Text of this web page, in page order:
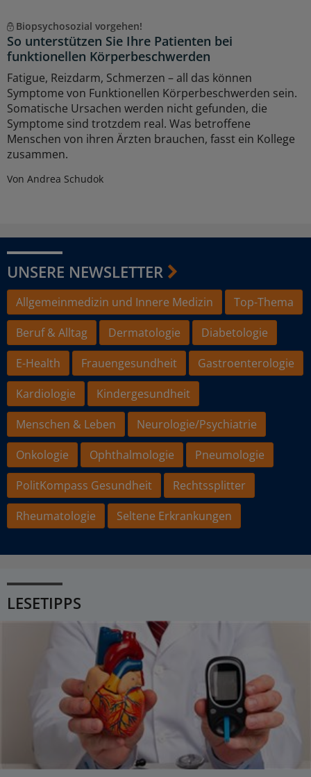
Biopsychosozial vorgehen!
So unterstützen Sie Ihre Patienten bei
funktionellen Körperbeschwerden
Fatigue, Reizdarm, Schmerzen – all das können
Symptome von Funktionellen Körperbeschwerden sein.
Somatische Ursachen werden nicht gefunden, die
Symptome sind trotzdem real. Was betroffene
Menschen von ihren Ärzten brauchen, fasst ein Kollege
zusammen.
Von Andrea Schudok
UNSERE NEWSLETTER
Allgemeinmedizin und Innere Medizin
Top-Thema
Beruf & Alltag
Dermatologie
Diabetologie
E-Health
Frauengesundheit
Gastroenterologie
Kardiologie
Kindergesundheit
Menschen & Leben
Neurologie/Psychiatrie
Onkologie
Ophthalmologie
Pneumologie
PolitKompass Gesundheit
Rechtssplitter
Rheumatologie
Seltene Erkrankungen
LESETIPPS